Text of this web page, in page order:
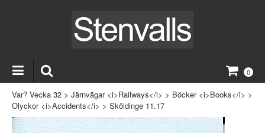
0
Var? Vecka 32 > Järnvägar <i>Railways</i> > Böcker <i>Books</i> >
Olyckor <i>Accidents</i> > Sköldinge 11.17